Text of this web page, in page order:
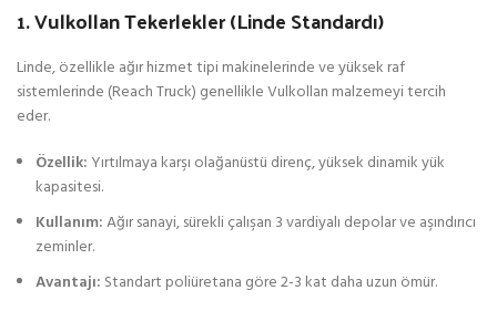
1. Vulkollan Tekerlekler (Linde Standardı)
Linde, özellikle ağır hizmet tipi makinelerinde ve yüksek raf
sistemlerinde (Reach Truck) genellikle Vulkollan malzemeyi tercih
eder.
Özellik: Yırtılmaya karşı olağanüstü direnç, yüksek dinamik yük
kapasitesi.
Kullanım:Ağır sanayi, sürekli çalışan 3 vardiyalı depolar ve aşındırıcı
zeminler.
Avantajı: Standart poliüretana göre 2-3 kat daha uzun ömür.